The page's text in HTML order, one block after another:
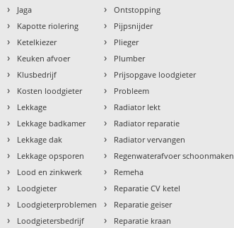
› Jaga
› Kapotte riolering
› Ketelkiezer
› Keuken afvoer
› Klusbedrijf
› Kosten loodgieter
› Lekkage
› Lekkage badkamer
› Lekkage dak
› Lekkage opsporen
› Lood en zinkwerk
› Loodgieter
› Loodgieterproblemen
› Loodgietersbedrijf
› Ontstopping
› Pijpsnijder
› Plieger
› Plumber
› Prijsopgave loodgieter
› Probleem
› Radiator lekt
› Radiator reparatie
› Radiator vervangen
› Regenwaterafvoer schoonmaken
› Remeha
› Reparatie CV ketel
› Reparatie geiser
› Reparatie kraan